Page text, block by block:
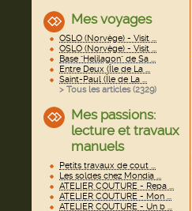
Mes voyages
OSLO (Norvège) - Visit ...
OSLO (Norvège) - Visit ...
Base "Helilagon" de Sa ...
Entre Deux (Île de La ...
Saint-Paul (Île de La ...
> Tous les articles (2329)
Mes passions:
lecture et travaux
manuels
Petits travaux de cout ...
Les soldes chez Mondia ...
ATELIER COUTURE - Repa ...
ATELIER COUTURE - Mon ...
ATELIER COUTURE - Un b ...